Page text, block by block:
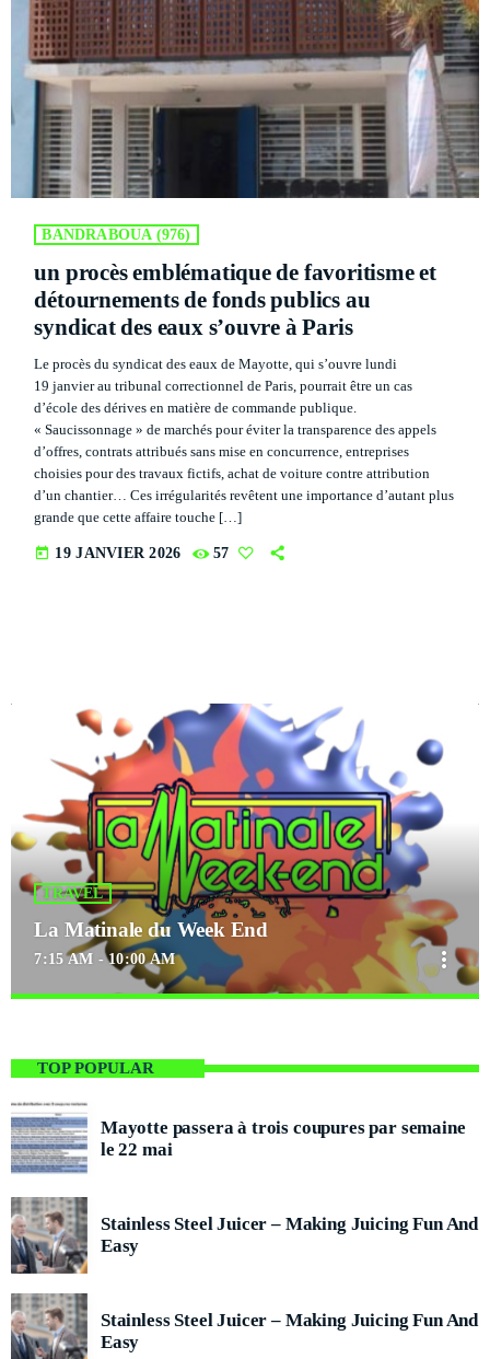
BANDRABOUA (976)
un procès emblématique de favoritisme et
détournements de fonds publics au
syndicat des eaux s’ouvre à Paris
Le procès du syndicat des eaux de Mayotte, qui s’ouvre lundi
19 janvier au tribunal correctionnel de Paris, pourrait être un cas
d’école des dérives en matière de commande publique.
« Saucissonnage » de marchés pour éviter la transparence des appels
d’offres, contrats attribués sans mise en concurrence, entreprises
choisies pour des travaux fictifs, achat de voiture contre attribution
d’un chantier… Ces irrégularités revêtent une importance d’autant plus
grande que cette affaire touche […]
today 19 JANVIER 2026 57
TRAVEL
La Matinale du Week End
7:15 AM - 10:00 AM more_vert
schedule, and you can set automatic carousels of Podcasts, Articles and
Charts by simply choosing a category. Curabitur id lacus felis. Sed
justo mauris, auctor eget tellus nec, pellentesque varius mauris. Sed eu
varius. Suspendisse varius laoreet sodales.
TOP POPULAR
Mayotte passera à trois coupures par semaine
le 22 mai
Stainless Steel Juicer – Making Juicing Fun And
Easy
Stainless Steel Juicer – Making Juicing Fun And
Easy